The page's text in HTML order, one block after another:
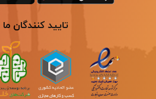
تایید کنندگان ما